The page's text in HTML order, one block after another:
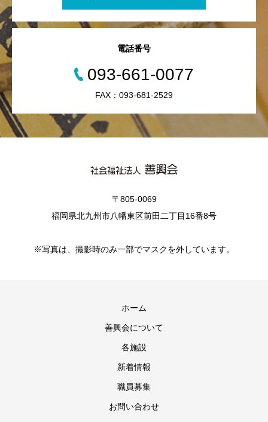
電話番号
093-661-0077
FAX：093-681-2529
〒805-0069
福岡県北九州市八幡東区前田二丁目16番8号
※写真は、撮影時のみ一部でマスクを外しています。
ホーム
善興会について
各施設
新着情報
職員募集
お問い合わせ